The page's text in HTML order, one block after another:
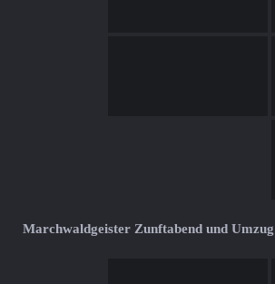
Marchwaldgeister Zunftabend und Umzug